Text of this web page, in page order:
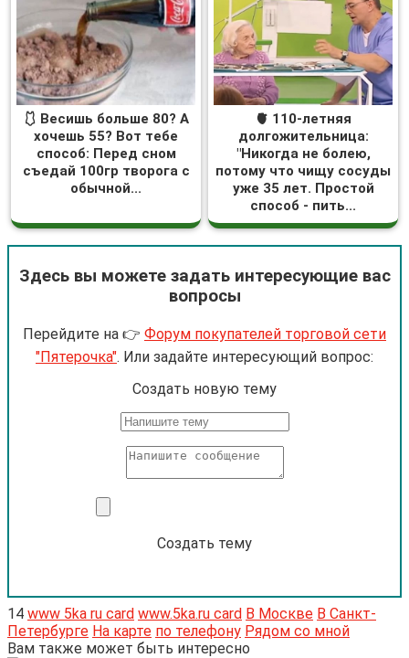
🩱 Весишь больше 80? А
хочешь 55? Вот тебе
способ: Перед сном
съедай 100гр творога с
обычной...
🫀 110-летняя
долгожительница:
"Никогда не болею,
потому что чищу сосуды
уже 35 лет. Простой
способ - пить...
Здесь вы можете задать интересующие вас
вопросы
Перейдите на 👉 Форум покупателей торговой сети
"Пятерочка". Или задайте интересующий вопрос:
Cоздать новую тему
Создать тему
14 www 5ka ru card www.5ka.ru card В Москве В Санкт-
Петербурге На карте по телефону Рядом со мной
Вам также может быть интересно